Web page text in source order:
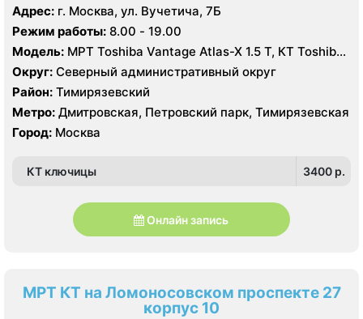
Адрес: г. Москва, ул. Вучетича, 7Б
Режим работы: 8.00 - 19.00
Модель: МРТ Toshiba Vantage Atlas-X 1.5 Т, КТ Toshiba
Aquilion 64 среза, УЗИ
Округ: Северный административный округ
Район: Тимирязевский
Метро: Дмитровская, Петровский парк, Тимирязевская
Город: Москва
КТ ключицы 3400 p.
Онлайн запись
МРТ КТ на Ломоносовском проспекте 27
корпус 10